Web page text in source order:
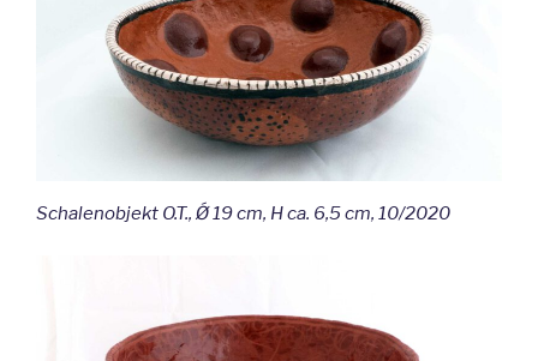
Schalenobjekt O.T., Ǿ 19 cm, H ca. 6,5 cm, 10/2020